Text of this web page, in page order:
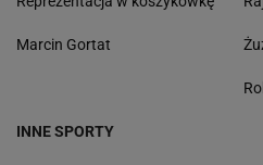
Marcin Gortat
INNE SPORTY